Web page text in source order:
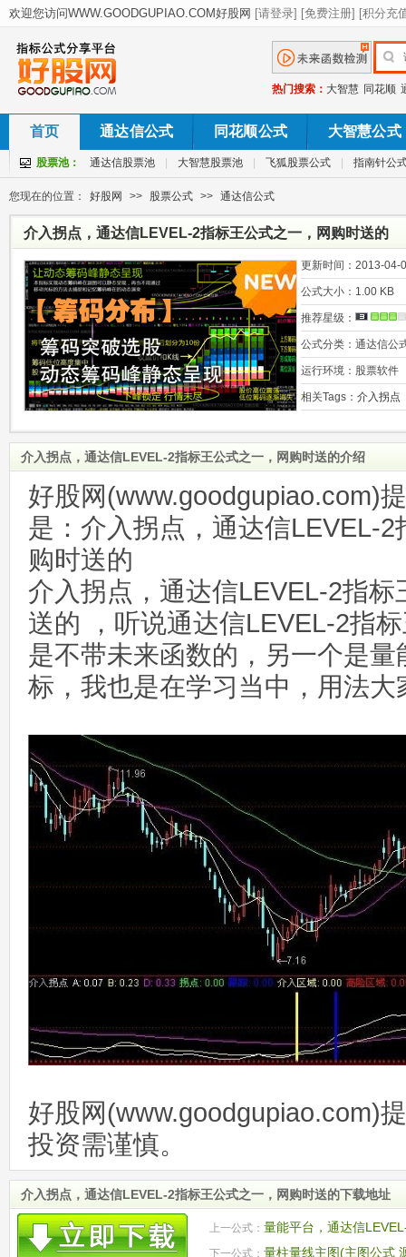
热门搜索： 大智慧 同花顺
首页 通达信公式 同花顺公式 大智慧公式
股票池： 通达信股票池 大智慧股票池 飞狐股票公式 指南针公
您现在的位置： 好股网 >> 股票公式 >> 通达信公式
介入拐点，通达信LEVEL-2指标王公式之一，网购时送的
更新时间： 2013-04-
公式大小： 1.00 KB
推荐星级：
公式分类： 通达信公
运行环境： 股票软件
相关Tags： 介入拐点
介入拐点，通达信LEVEL-2指标王公式之一，网购时送的介绍
好股网(www.goodgupiao.com)
是：介入拐点，通达信LEVEL-
购时送的
介入拐点，通达信LEVEL-2指
送的 ，听说通达信LEVEL-2指
是不带未来函数的，另一个是
标，我也是在学习当中，用法大
好股网(www.goodgupiao.com)
投资需谨慎。
介入拐点，通达信LEVEL-2指标王公式之一，网购时送的下载地址
上一公式： 量能平台，通达信
下一公式： 量柱量线主图(主图公式